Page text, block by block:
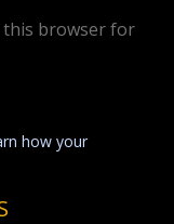
this browser for
how your